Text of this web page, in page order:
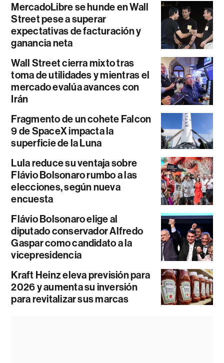
MercadoLibre se hunde en Wall
Street pese a superar
expectativas de facturación y
ganancia neta
Wall Street cierra mixto tras
toma de utilidades y mientras el
mercado evalúa avances con
Irán
Fragmento de un cohete Falcon
9 de SpaceX impacta la
superficie de la Luna
Lula reduce su ventaja sobre
Flávio Bolsonaro rumbo a las
elecciones, según nueva
encuesta
Flávio Bolsonaro elige al
diputado conservador Alfredo
Gaspar como candidato a la
vicepresidencia
Kraft Heinz eleva previsión para
2026 y aumenta su inversión
para revitalizar sus marcas